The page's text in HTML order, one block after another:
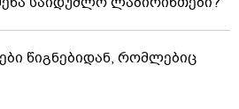
წიგნებიდან, რომლებიც